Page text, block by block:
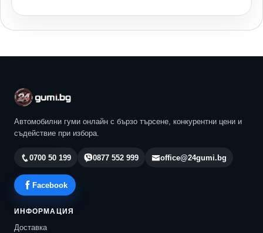
Автомобилни гуми онлайн с бързо търсене, конкурентни цени и
съдействие при избора.
0700 50 199 0877 552 999 office@24gumi.bg
Facebook
ИНФОРМАЦИЯ
Доставка